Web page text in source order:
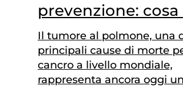
prevenzione:
insegnarci la dieta
Il tumore al polmone, una
principali cause di morte
cancro a livello mondiale,
rappresenta ancora oggi